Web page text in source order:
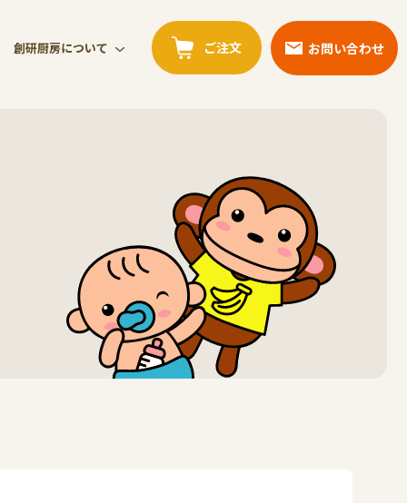
創研厨房について ご注文 お問い合わせ